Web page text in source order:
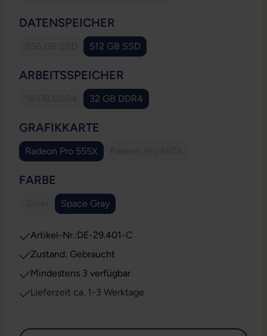
DATENSPEICHER
(Diese Option ist zurzeit nicht verfügbar.)
512 GB SSD
ARBEITSSPEICHER
(Diese Option ist zurzeit nicht verfügbar.)
32 GB DDR4
GRAFIKKARTE
Radeon Pro 555X
FARBE
(Diese Option ist zurzeit nicht verfügbar.)
Space Gray
Artikel-Nr.:DE-29.401-C
Zustand: Gebraucht
Mindestens 3 verfügbar
Lieferzeit ca. 1-3 Werktage